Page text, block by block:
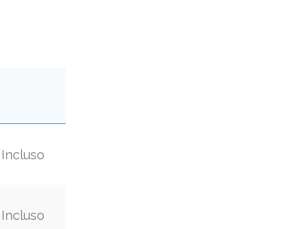
Incluso
Incluso